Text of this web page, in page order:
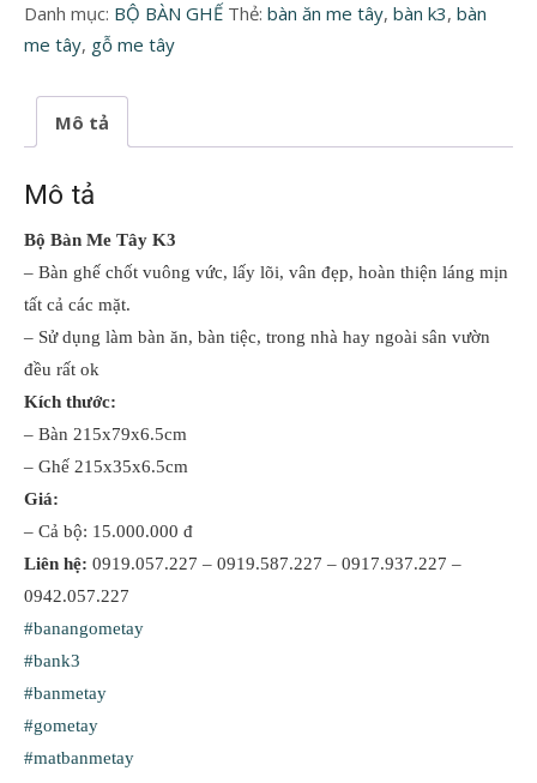
Tây
K3
lượng
Danh mục: BỘ BÀN GHẾ Thẻ: bàn ăn me tây, bàn k3, bàn
me tây, gỗ me tây
Mô tả
Mô tả
Bộ Bàn Me Tây K3
– Bàn ghế chốt vuông vức, lấy lõi, vân đẹp, hoàn thiện láng mịn
tất cả các mặt.
– Sử dụng làm bàn ăn, bàn tiệc, trong nhà hay ngoài sân vườn
đều rất ok
Kích thước:
– Bàn 215x79x6.5cm
– Ghế 215x35x6.5cm
Giá:
– Cả bộ: 15.000.000 đ
Liên hệ: 0919.057.227 – 0919.587.227 – 0917.937.227 –
0942.057.227
#banangometay
#bank3
#banmetay
#gometay
#matbanmetay